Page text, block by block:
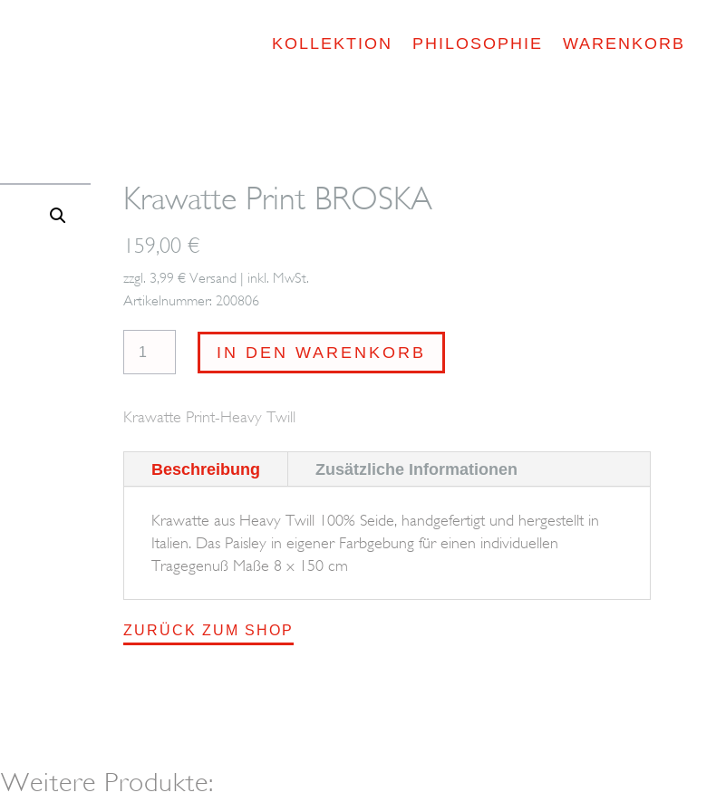
KOLLEKTION PHILOSOPHIE WARENKORB
Krawatte Print BROSKA
159,00 €
zzgl. 3,99 € Versand | inkl. MwSt.
Artikelnummer: 200806
Menge
IN DEN WARENKORB
Krawatte Print-Heavy Twill
Beschreibung Zusätzliche Informationen
Krawatte aus Heavy Twill 100% Seide, handgefertigt und hergestellt in
Italien. Das Paisley in eigener Farbgebung für einen individuellen
Tragegenuß Maße 8 x 150 cm
ZURÜCK ZUM SHOP
Weitere Produkte: